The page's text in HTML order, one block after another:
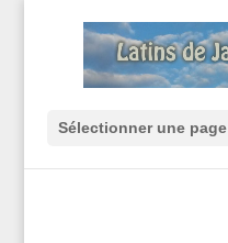
Sélectionner une page